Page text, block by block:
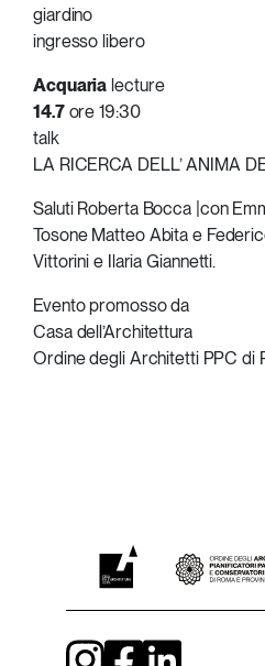
giardino
ingresso libero
Acquaria lecture
14.7ore 19:30
talk
LA RICERCA DELL’ ANIMA
Saluti Roberta Bocca |con
Tosone Matteo Abita e
Vittorini e Ilaria Giannetti.
Evento promosso da
Casa dell’Architettura
Ordine degli Architetti PPC di